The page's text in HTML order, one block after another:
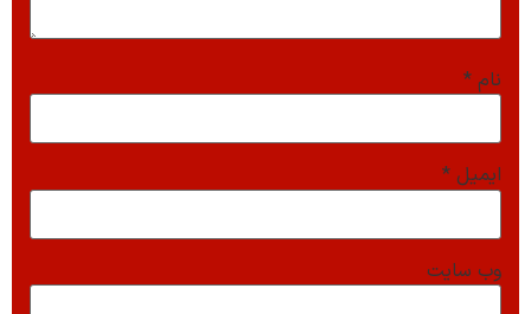
نام *
ایمیل *
وب‌ سایت